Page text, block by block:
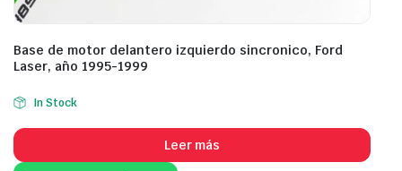
Base de motor delantero izquierdo sincronico, Ford
Laser, año 1995-1999
In Stock
Leer más